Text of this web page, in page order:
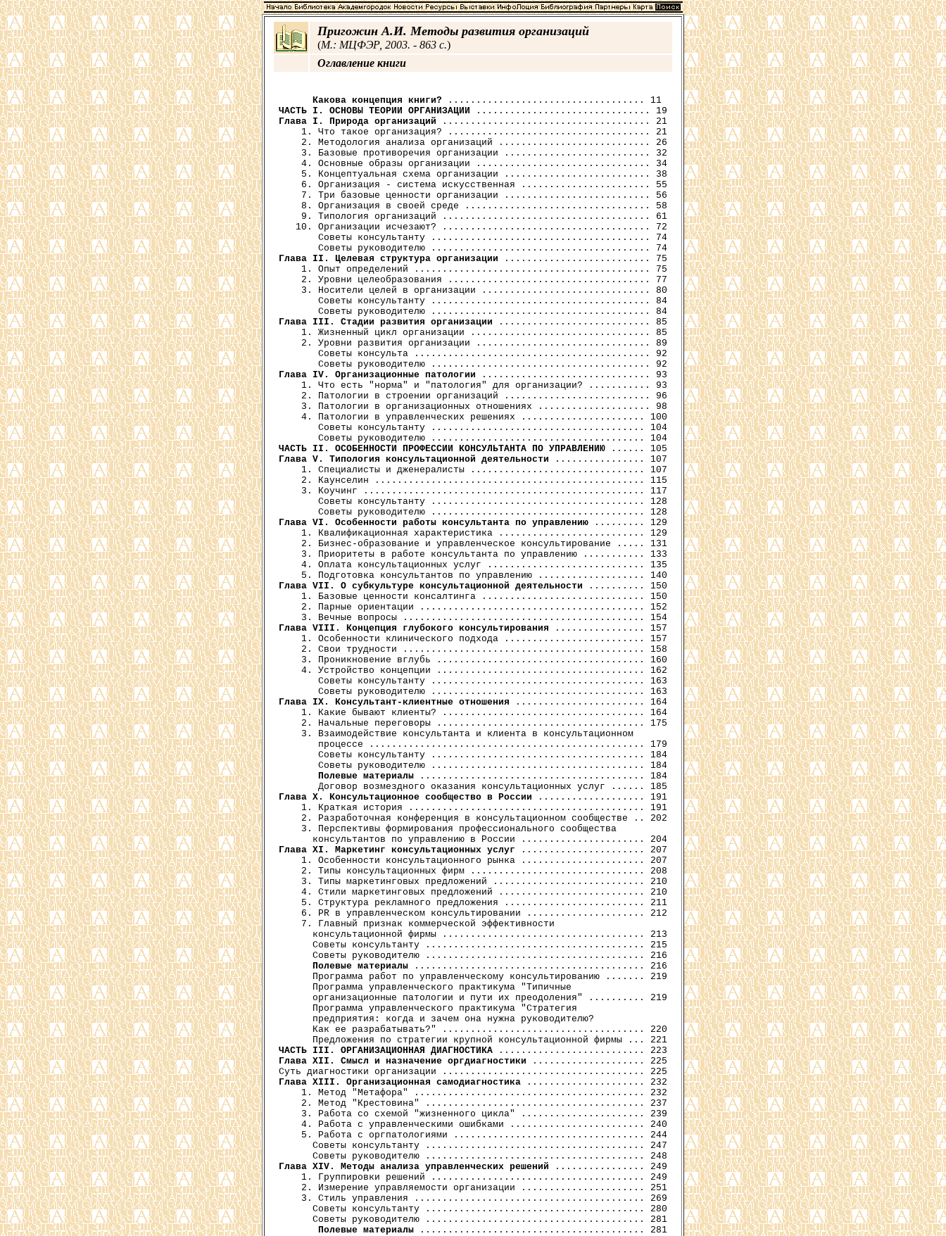
Пригожин А.И. Методы развития организаций
(М.: МЦФЭР, 2003. - 863 с.)
Оглавление книги
Какова концепция книги?
ЧАСТЬ I. ОСНОВЫ ТЕОРИИ ОРГАНИЗАЦИИ
Глава I. Природа организаций ..................................... 21
    1. Что такое организация? .................................... 21
    2. Методология анализа организаций ........................... 26
    3. Базовые противоречия организации .......................... 32
    4. Основные образы организации ............................... 34
    5. Концептуальная схема организации .......................... 38
    6. Организация - система искусственная ....................... 55
    7. Три базовые ценности организации .......................... 56
    8. Организация в своей среде ................................. 58
    9. Типология организаций ..................................... 61
   10. Организации исчезают? ..................................... 72
       Советы консультанту ....................................... 74
Глава II. Целевая структура организации .......................... 75
    1. Опыт определений .......................................... 75
    2. Уровни целеобразования .................................... 77
    3. Носители целей в организации .............................. 80
       Советы консультанту ....................................... 84
Глава III. Стадии развития организации ........................... 85
    1. Жизненный цикл организации ................................ 85
    2. Уровни развития организации ............................... 89
       Советы консульта .......................................... 92
Глава IV. Организационные патологии .............................. 93
    1. Что есть "норма" и "патология" для организации? ........... 93
    2. Патологии в строении организаций .......................... 96
    3. Патологии в организационных отношениях .................... 98
    4. Патологии в управленческих решениях ...................... 100
       Советы консультанту ...................................... 104
ЧАСТЬ II. ОСОБЕННОСТИ ПРОФЕССИИ КОНСУЛЬТАНТА ПО УПРАВЛЕНИЮ
Глава V. Типология консультационной деятельности ................ 107
    1. Специалисты и дженералисты ............................... 107
    2. Каунселин ................................................ 115
    3. Коучинг .................................................. 117
       Советы консультанту ...................................... 128
Глава VI. Особенности работы консультанта по управлению ......... 129
    1. Квалификационная характеристика .......................... 129
    2. Бизнес-образование и управленческое консультирование ..... 131
    3. Приоритеты в работе консультанта по управлению ........... 133
    4. Оплата консультационных услуг ............................ 135
Глава VII. О субкультуре консультационной деятельности .......... 150
    1. Базовые ценности консалтинга ............................. 150
    2. Парные ориентации ........................................ 152
Глава VIII. Концепция глубокого консультирования ................ 157
    1. Особенности клинического подхода ......................... 157
    2. Свои трудности ........................................... 158
    3. Проникновение вглубь ..................................... 160
    4. Устройство концепции ..................................... 162
       Советы консультанту ...................................... 163
Глава IX. Консультант-клиентные отношения ....................... 164
    1. Какие бывают клиенты? .................................... 164
    2. Начальные переговоры ..................................... 175
    3. Взаимодействие консультанта и клиента в консультационном
       процессе ................................................. 179
       Советы консультанту ...................................... 184
       Советы руководителю ...................................... 184
Полевые материалы ........................................ 184
Глава X. Консультационное сообщество в России ................... 191
    1. Краткая история .......................................... 191
    2. Разработочная конференция в консультационном сообществе .. 202
    3. Перспективы формирования профессионального сообщества
Глава XI. Маркетинг консультационных услуг ...................... 207
    1. Особенности консультационного рынка ...................... 207
    2. Типы консультационных фирм ............................... 208
    3. Типы маркетинговых предложений ........................... 210
    4. Стили маркетинговых предложений .......................... 210
    5. Структура рекламного предложения ......................... 211
    6. PR в управленческом консультировании ..................... 212
    7. Главный признак коммерческой эффективности
      консультационной фирмы .................................... 213
      Советы консультанту ....................................... 215
      Советы руководителю ....................................... 216
Полевые материалы ......................................... 216
      Программа работ по управленческому консультированию ....... 219
      Программа управленческого практикума "Типичные
      организационные патологии и пути их преодоления" .......... 219
      Программа управленческого практикума "Стратегия
      предприятия: когда и зачем она нужна руководителю?
      Как ее разрабатывать?" .................................... 220
ЧАСТЬ III. ОРГАНИЗАЦИОННАЯ ДИАГНОСТИКА
Глава XII. Смысл и назначение оргдиагностики .................... 225
Глава XIII. Организационная самодиагностика ..................... 232
    1. Метод "Метафора" ......................................... 232
    2. Метод "Крестовина" ....................................... 237
    3. Работа со схемой "жизненного цикла" ...................... 239
    4. Работа с управленческими ошибками ........................ 240
    5. Работа с оргпатологиями .................................. 244
      Советы консультанту ....................................... 247
Глава XIV. Методы анализа управленческих решений ................ 249
    1. Группировки решений ...................................... 249
    2. Измерение управляемости организации ...................... 251
    3. Стиль управления ......................................... 269
      Советы консультанту ....................................... 280
      Советы руководителю ....................................... 281
Полевые материалы ........................................ 281